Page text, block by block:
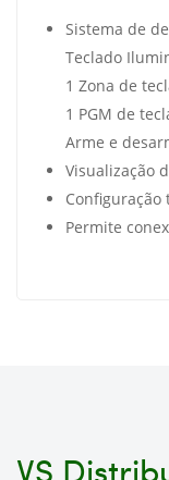
Sistema de
Teclado
1 Zona de
1 PGM de
Arme e
Visualização
Configuração
Permite
VS